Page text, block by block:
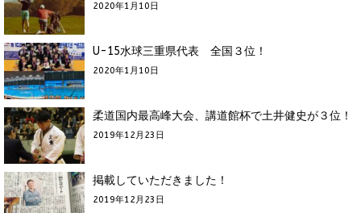
2020年1月10日
U-15水球三重県代表 全国３位！
2020年1月10日
柔道国内最高峰大会、講道館杯で土井健史が３位！
2019年12月23日
掲載していただきました！
2019年12月23日